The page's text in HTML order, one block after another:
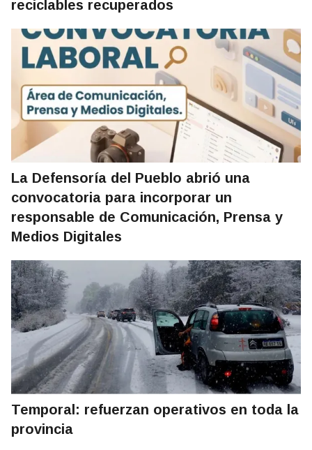
reciclables recuperados
La Defensoría del Pueblo abrió una
convocatoria para incorporar un
responsable de Comunicación, Prensa y
Medios Digitales
Temporal: refuerzan operativos en toda la
provincia